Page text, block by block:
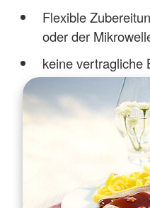
Flexible
oder der
keine vertragliche